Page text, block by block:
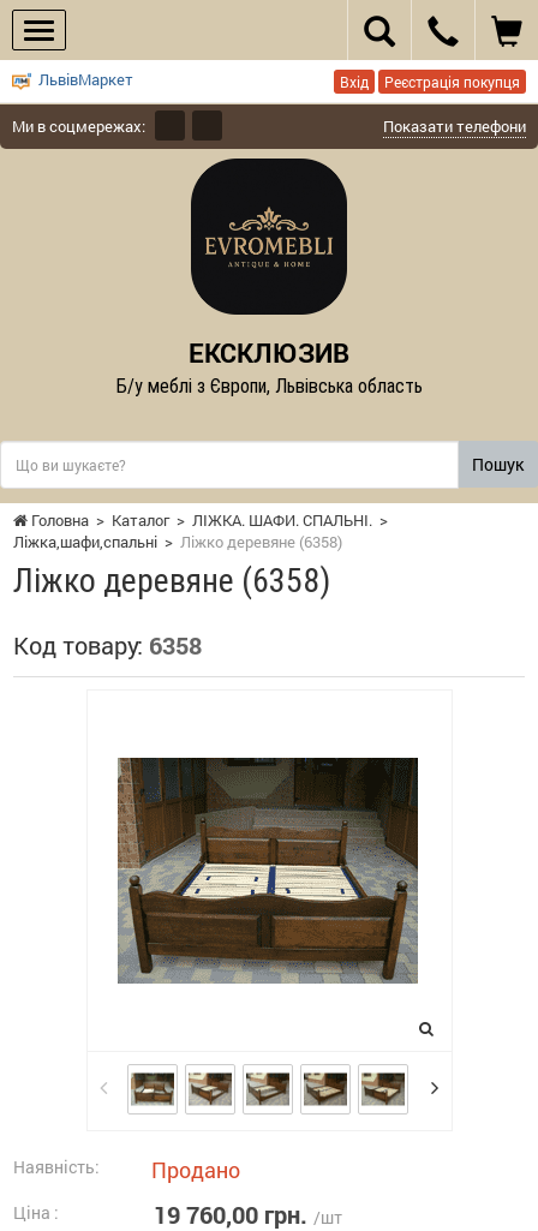
Вхід Реєстрація покупця
ЛьвівМаркет
Ми в соцмережах: Показати телефони
ЕКСКЛЮЗИВ
Б/у меблі з Європи, Львівська область
Пошук
Головна > Каталог > ЛІЖКА. ШАФИ. СПАЛЬНІ. >
Ліжка,шафи,спальні > Ліжко деревяне (6358)
Ліжко деревяне (6358)
Код товару: 6358
Наявність: Продано
Ціна : 19 760,00 грн. /шт